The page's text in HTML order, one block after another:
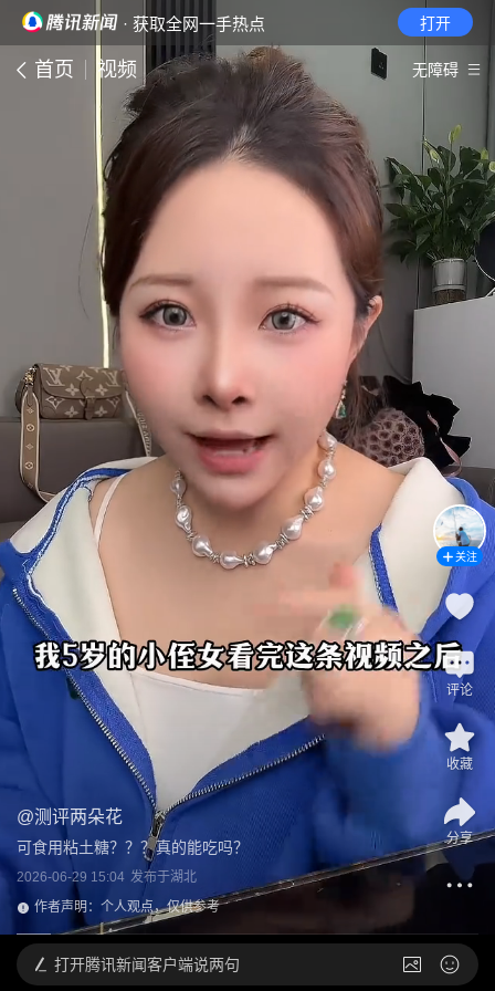
· 获取全网一手热点 打开
首页 视频 无障碍
@测评两朵花
可食用粘土糖？？？真的能吃吗？
2026-06-29 15:04 发布于湖北
作者声明：个人观点，仅供参考
关注
评论
收藏
分享
打开腾讯新闻客户端说两句